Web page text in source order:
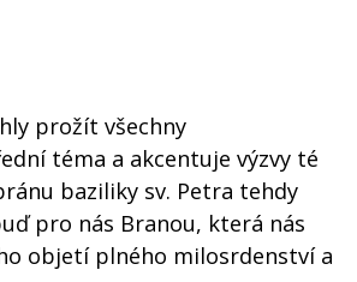
prožít všechny
téma a akcentuje výzvy té
baziliky sv. Petra tehdy
pro nás Branou, která nás
objetí plného milosrdenství a